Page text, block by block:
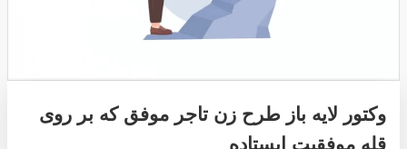
وکتور لایه باز طرح زن تاجر موفق که بر روی
قله موفقیت ایستاده